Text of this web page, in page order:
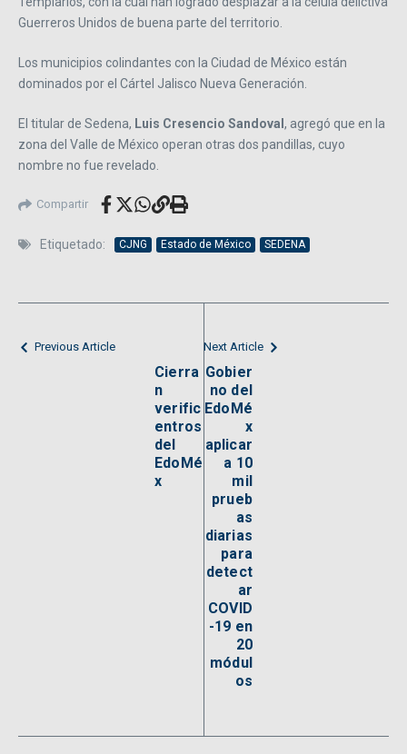
Guerreros Unidos de buena parte del territorio.
Los municipios colindantes con la Ciudad de México están
dominados por el Cártel Jalisco Nueva Generación.
El titular de Sedena, Luis Cresencio Sandoval , agregó que en la
zona del Valle de México operan otras dos pandillas, cuyo
nombre no fue revelado.
Compartir
Etiquetado: CJNG Estado de México SEDENA
Previous Article
Cierra
n
verific
entros
del
EdoMé
x
Next Article
Gobier
no del
EdoMé
x
aplicar
a 10
mil
prueb
as
diarias
para
detect
ar
COVID
-19 en
20
módul
os